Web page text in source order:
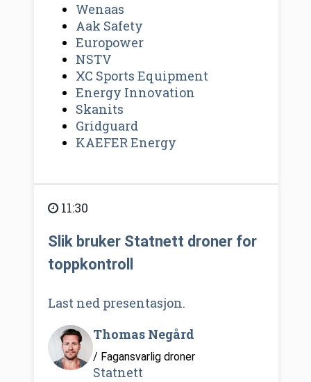
Wenaas
Aak Safety
Europower
NSTV
XC Sports Equipment
Energy Innovation
Skanits
Gridguard
KAEFER Energy
11:30
Slik bruker Statnett droner for
toppkontroll
Last ned presentasjon.
Thomas Negård
/ Fagansvarlig droner
Statnett